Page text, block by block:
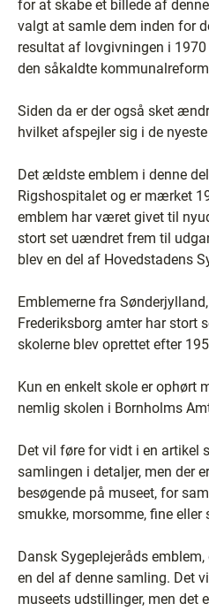
for at skabe et billede af
valgt at samle dem inden for
resultat af lovgivningen i
den såkaldte
Siden da er der også sket
hvilket afspejler sig i de
Det ældste emblem i denne
Rigshospitalet og er mærket
emblem har været givet til
stort set uændret frem til
blev en del af Hovedstadens
Emblemerne fra
Frederiksborg amter har stort
skolerne blev oprettet efter
Kun en enkelt skole er ophørt
nemlig skolen i Bornholms
Det vil føre for vidt i en artikel
samlingen i detaljer, men der
besøgende på museet, for
smukke, morsomme, fine eller
Dansk Sygeplejeråds
en del af denne samling. Det
museets udstillinger, men det